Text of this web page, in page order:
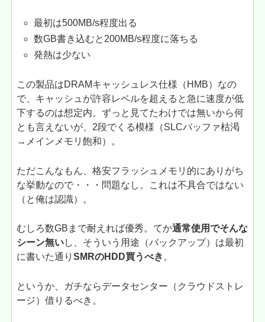
最初は500MB/s程度出る
数GB書き込むと200MB/s程度に落ちる
発熱は少ない
この製品はDRAMキャッシュレス仕様（HMB）なの
で、キャッシュが許容レベルを超えると急に速度が低
下するのは想定内。ずっと見てたわけでは無いから何
とも言えないが、2段でくる模様（SLCバッファ枯渇
→メインメモリ飽和）。
ただこんなもん、格安フラッシュメモリ的にありがち
な挙動なので・・・問題なし。これは不具合ではない
（と俺は認識）。
むしろ数GBまで耐えれば優秀。てか通常使用でそんな
シーン無いし、そういう用途（バックアップ）は最初
に書いた通りSMRのHDD買うべき 。
というか、ガチならデータセンター（クラウドストレ
ージ）借りるべき。